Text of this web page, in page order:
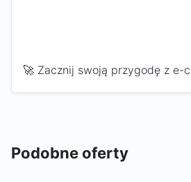
🚀 Zacznij swoją przygodę z e-
Podobne oferty